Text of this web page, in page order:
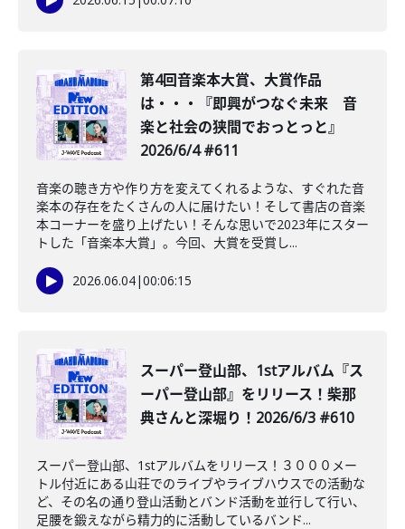
第4回音楽本大賞、大賞作品
は・・・『即興がつなぐ未来 音
楽と社会の狭間でおっとっと』
2026/6/4 #611
音楽の聴き方や作り方を変えてくれるような、すぐれた音
楽本の存在をたくさんの人に届けたい！そして書店の音楽
本コーナーを盛り上げたい！そんな思いで2023年にスター
トした「音楽本大賞」。今回、大賞を受賞し...
2026.06.04|00:06:15
スーパー登山部、1stアルバム『ス
ーパー登山部』をリリース！柴那
典さんと深堀り！2026/6/3 #610
スーパー登山部、1stアルバムをリリース！３０００メー
トル付近にある山荘でのライブやライブハウスでの活動な
ど、その名の通り登山活動とバンド活動を並行して行い、
足腰を鍛えながら精力的に活動しているバンド...